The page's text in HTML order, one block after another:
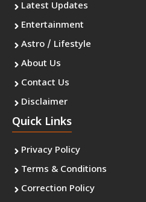
Latest Updates
Entertainment
Astro / Lifestyle
About Us
Contact Us
Disclaimer
Quick Links
Privacy Policy
Terms & Conditions
Correction Policy